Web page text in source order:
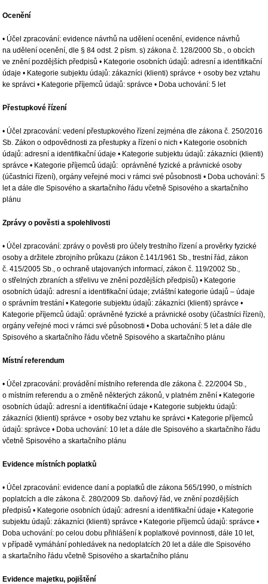
Ocenění
• Účel zpracování: evidence návrhů na udělení ocenění, evidence návrhů
na udělení ocenění, dle § 84 odst. 2 písm. s) zákona č. 128/2000 Sb., o obcích
ve znění pozdějších předpisů • Kategorie osobních údajů: adresní a identifikační
údaje • Kategorie subjektu údajů: zákazníci (klienti) správce + osoby bez vztahu
ke správci • Kategorie příjemců údajů: správce • Doba uchování: 5 let
Přestupkové řízení
• Účel zpracování: vedení přestupkového řízení zejména dle zákona č. 250/2016
Sb. Zákon o odpovědnosti za přestupky a řízení o nich • Kategorie osobních
údajů: adresní a identifikační údaje • Kategorie subjektu údajů: zákazníci (klienti)
správce • Kategorie příjemců údajů: oprávněné fyzické a právnické osoby
(účastníci řízení), orgány veřejné moci v rámci své působnosti • Doba uchování: 5
let a dále dle Spisového a skartačního řádu včetně Spisového a skartačního
plánu
Zprávy o pověsti a spolehlivosti
• Účel zpracování: zprávy o pověsti pro účely trestního řízení a prověrky fyzické
osoby a držitele zbrojního průkazu (zákon č.141/1961 Sb., trestní řád, zákon
č. 415/2005 Sb., o ochraně utajovaných informací, zákon č. 119/2002 Sb.,
o střelných zbraních a střelivu ve znění pozdějších předpisů) • Kategorie
osobních údajů: adresní a identifikační údaje; zvláštní kategorie údajů – údaje
o správním trestání • Kategorie subjektu údajů: zákazníci (klienti) správce •
Kategorie příjemců údajů: oprávněné fyzické a právnické osoby (účastníci řízení),
orgány veřejné moci v rámci své působnosti • Doba uchování: 5 let a dále dle
Spisového a skartačního řádu včetně Spisového a skartačního plánu
Místní referendum
• Účel zpracování: provádění místního referenda dle zákona č. 22/2004 Sb.,
o místním referendu a o změně některých zákonů, v platném znění • Kategorie
osobních údajů: adresní a identifikační údaje • Kategorie subjektu údajů:
zákazníci (klienti) správce + osoby bez vztahu ke správci • Kategorie příjemců
údajů: správce • Doba uchování: 10 let a dále dle Spisového a skartačního řádu
včetně Spisového a skartačního plánu
Evidence místních poplatků
• Účel zpracování: evidence daní a poplatků dle zákona 565/1990, o místních
poplatcích a dle zákona č. 280/2009 Sb. daňový řád, ve znění pozdějších
předpisů • Kategorie osobních údajů: adresní a identifikační údaje • Kategorie
subjektu údajů: zákazníci (klienti) správce • Kategorie příjemců údajů: správce •
Doba uchování: po celou dobu přihlášení k poplatkové povinnosti, dále 10 let,
v případě vymáhání pohledávek na nedoplatcích 20 let a dále dle Spisového
a skartačního řádu včetně Spisového a skartačního plánu
Evidence majetku, pojištění